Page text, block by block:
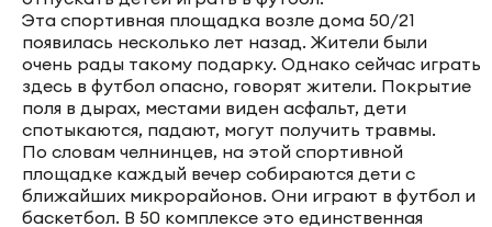
Эта спортивная площадка возле дома 50/21
появилась несколько лет назад. Жители были
очень рады такому подарку. Однако сейчас играть
здесь в футбол опасно, говорят жители. Покрытие
поля в дырах, местами виден асфальт, дети
спотыкаются, падают, могут получить травмы.
По словам челнинцев, на этой спортивной
площадке каждый вечер собираются дети с
ближайших микрорайонов. Они играют в футбол и
баскетбол. В 50 комплексе это единственная